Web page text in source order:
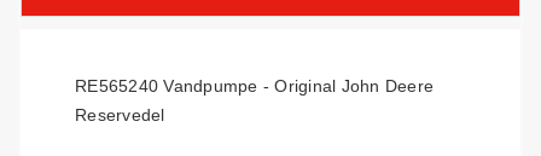
RE565240 Vandpumpe - Original John Deere
Reservedel